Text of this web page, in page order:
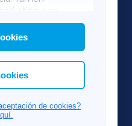
a elección das
de cookies?